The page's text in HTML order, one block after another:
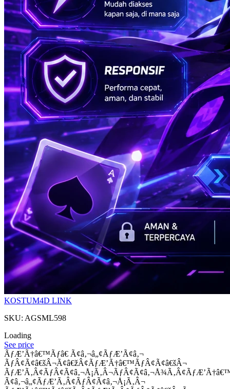
KOSTUM4D LINK
SKU: AGSML598
Loading
See price
ÃƒÆ’Ã†â€™Ãƒâ€ Ã¢â‚¬â„¢ÃƒÆ’Ã¢â‚¬
ÃƒÂ¢Ã¢â€šÂ¬Ã¢â€žÂ¢ÃƒÆ’Ã†â€™ÃƒÂ¢Ã¢â€šÂ¬
Ã¢â‚¬â„¢ÃƒÆ’Ã‚Â¢ÃƒÂ¢Ã¢â‚¬Å¡Ã‚Â¬